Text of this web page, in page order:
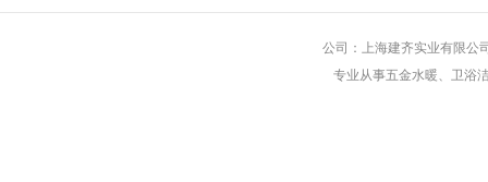
公司：上海建齐实业有限
专业从事五金水暖、卫浴